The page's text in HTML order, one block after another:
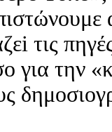
τις
για την